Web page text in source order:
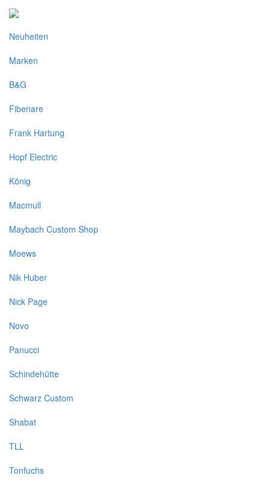
Neuheiten
Marken
B&G
Fibenare
Frank Hartung
Hopf Electric
König
Macmull
Maybach Custom Shop
Moews
Nik Huber
Nick Page
Novo
Panucci
Schindehütte
Schwarz Custom
Shabat
TLL
Tonfuchs